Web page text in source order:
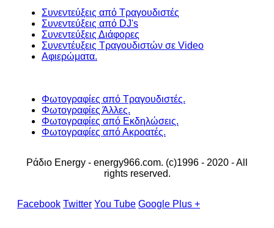
Συνεντεύξεις από Τραγουδιστές
Συνεντεύξεις από DJ's
Συνεντεύξεις Διάφορες
Συνεντέυξεις Τραγουδιστών σε Video
Αφιερώματα.
Φωτογραφίες από Τραγουδιστές.
Φωτογραφίες Άλλες.
Φωτογραφίες από Εκδηλώσεις.
Φωτογραφίες από Ακροατές.
Ράδιο Energy - energy966.com. (c)1996 - 2020 - All
rights reserved.
Facebook Twitter You Tube Google Plus +